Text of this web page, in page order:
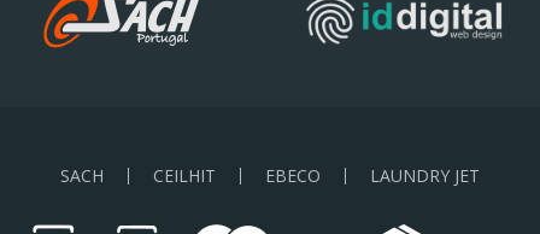
SACH CEILHIT EBECO LAUNDRY JET